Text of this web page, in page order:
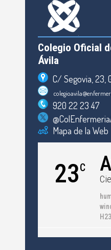
Colegio Oficial
Ávila
C/ Segovia, 23,
920 22 23 47
Mapa de la Web
23C